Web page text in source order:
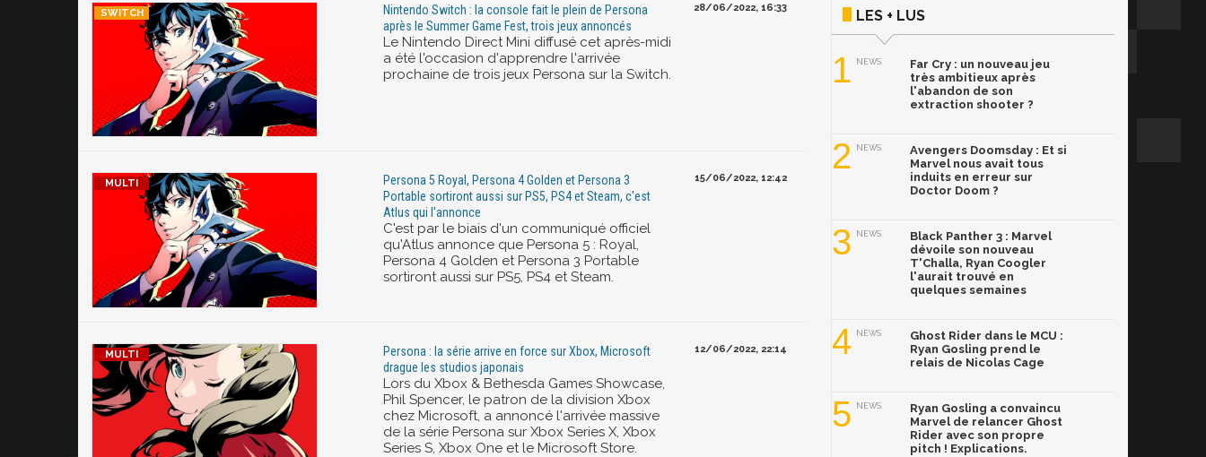
Nintendo Switch : la console fait le plein de Persona
après le Summer Game Fest, trois jeux annoncés
Le Nintendo Direct Mini diffusé cet après-midi
a été l'occasion d'apprendre l'arrivée
prochaine de trois jeux Persona sur la Switch.
28/06/2022, 16:33
Persona 5 Royal, Persona 4 Golden et Persona 3
Portable sortiront aussi sur PS5, PS4 et Steam, c'est
Atlus qui l'annonce
C'est par le biais d'un communiqué officiel
qu'Atlus annonce que Persona 5 : Royal,
Persona 4 Golden et Persona 3 Portable
sortiront aussi sur PS5, PS4 et Steam.
15/06/2022, 12:42
Persona : la série arrive en force sur Xbox, Microsoft
drague les studios japonais
Lors du Xbox & Bethesda Games Showcase,
Phil Spencer, le patron de la division Xbox
chez Microsoft, a annoncé l'arrivée massive
de la série Persona sur Xbox Series X, Xbox
Series S, Xbox One et le Microsoft Store.
12/06/2022, 22:14
LES + LUS
1 NEWS
Far Cry : un nouveau jeu
très ambitieux après
l'abandon de son
extraction shooter ?
2 NEWS
Avengers Doomsday : Et si
Marvel nous avait tous
induits en erreur sur
Doctor Doom ?
3 NEWS
Black Panther 3 : Marvel
dévoile son nouveau
T'Challa, Ryan Coogler
l'aurait trouvé en
quelques semaines
4 NEWS
Ghost Rider dans le MCU :
Ryan Gosling prend le
relais de Nicolas Cage
5 NEWS
Ryan Gosling a convaincu
Marvel de relancer Ghost
Rider avec son propre
pitch ! Explications.